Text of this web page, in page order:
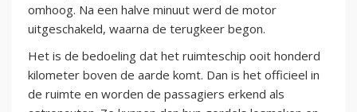
omhoog. Na een halve minuut werd de motor
uitgeschakeld, waarna de terugkeer begon.
Het is de bedoeling dat het ruimteschip ooit honderd
kilometer boven de aarde komt. Dan is het officieel in
de ruimte en worden de passagiers erkend als